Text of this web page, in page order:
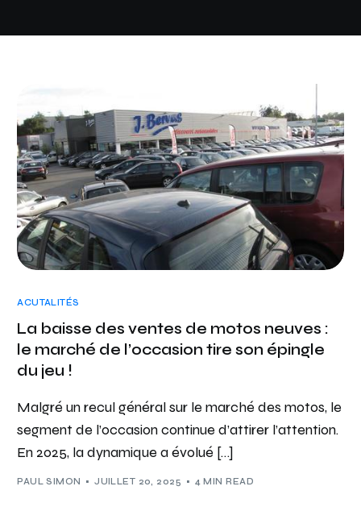
ACUTALITÉS
La baisse des ventes de motos neuves :
le marché de l’occasion tire son épingle
du jeu !
Malgré un recul général sur le marché des motos, le
segment de l’occasion continue d’attirer l’attention.
En 2025, la dynamique a évolué […]
PAUL SIMON JUILLET 20, 2025 4 MIN READ